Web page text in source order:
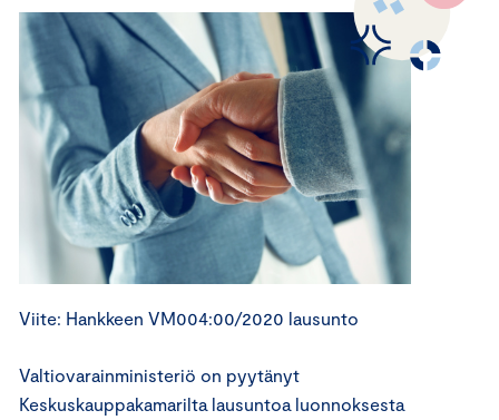
Viite: Hankkeen VM004:00/2020 lausunto
Valtiovarainministeriö on pyytänyt
Keskuskauppakamarilta lausuntoa luonnoksesta